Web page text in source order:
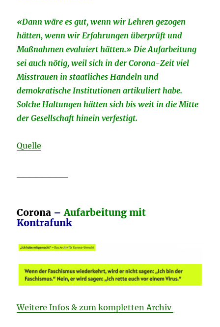
«Dann wäre es gut, wenn wir Lehren gezogen
hätten, wenn wir Erfahrungen überprüft und
Maßnahmen evaluiert hätten.» Die Aufarbeitung
sei auch nötig, weil sich in der Corona-Zeit viel
Misstrauen in staatliches Handeln und
demokratische Institutionen artikuliert habe.
Solche Haltungen hätten sich bis weit in die Mitte
der Gesellschaft hinein verfestigt.
Quelle
Corona –Aufarbeitung mit
Kontrafunk
Weitere Infos & zum kompletten Archiv